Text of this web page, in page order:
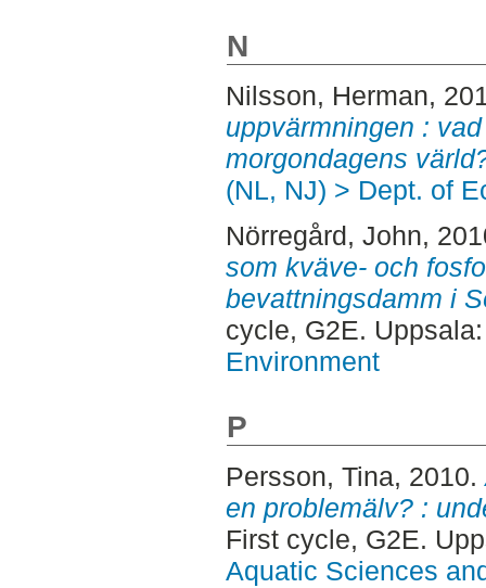
N
Nilsson, Herman,
uppvärmningen :
morgondagens
(NL, NJ) > Dept. of
Nörregård, John,
som kväve- och
bevattningsdamm i
cycle, G2E.
Environment
P
Persson, Tina, 2010.
en problemälv? :
First cycle, G2E.
Aquatic Sciences